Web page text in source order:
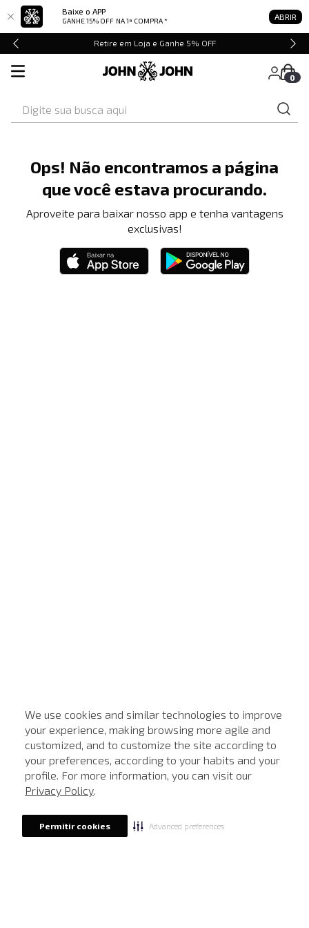
Baixe o APP
GANHE 15% OFF NA 1ª COMPRA * ABRIR
We use cookies and similar technologies to improve
your experience, making browsing more agile and
customized, and to customize the site according to
your preferences, according to your habits and your
profile. For more information, you can visit our
Privacy Policy.
Permitir cookies Advanced preferences
Retire em Loja e Ganhe 5% OFF
0
Ops! Não encontramos a página
que você estava procurando.
Aproveite para baixar nosso app e tenha vantagens
exclusivas!